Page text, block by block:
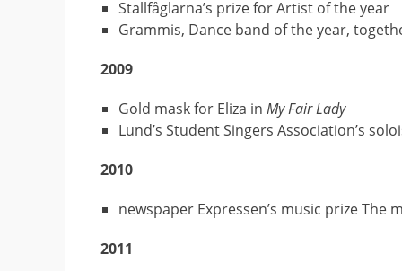
Stallfåglarna’s prize for Artist of the year
Grammis, Dance band of the year,
2009
Gold mask for Eliza in My Fair Lady
Lund’s Student Singers Association’s
2010
newspaper Expressen’s music prize The
2011